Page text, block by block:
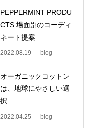
PEPPERMINT PRODU
CTS 場面別のコーディ
ネート提案
2022.08.19 blog
オーガニックコットン
は、地球にやさしい選
択
2022.04.25 blog